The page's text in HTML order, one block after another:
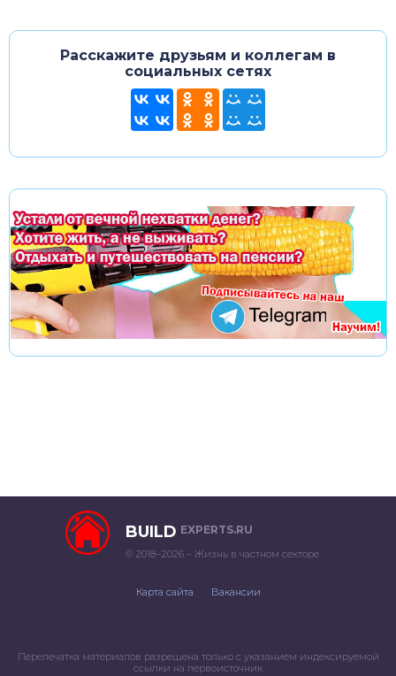
Расскажите друзьям и коллегам в
социальных сетях
BUILD EXPERTS.RU
© 2018–2026 – Жизнь в частном секторе
Карта сайта Вакансии
Перепечатка материалов разрешена только с указанием индексируемой
ссылки на первоисточник